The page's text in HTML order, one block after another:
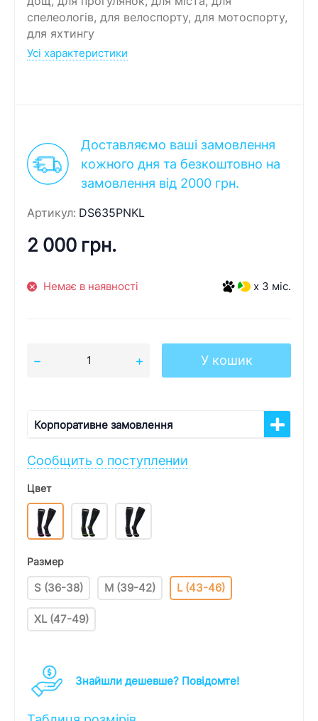
спелеологів, для велоспорту, для мотоспорту,
для яхтингу
Усі характеристики
Доставляємо ваші замовлення
кожного дня та безкоштовно на
замовлення від 2000 грн.
Артикул: DS635PNKL
2 000 грн.
Немає в наявності x 3 міс.
У кошик
Корпоративне замовлення
Сообщить о поступлении
Цвет
Размер
S (36-38) M (39-42) L (43-46)
XL (47-49)
Знайшли дешевше? Повідомте!